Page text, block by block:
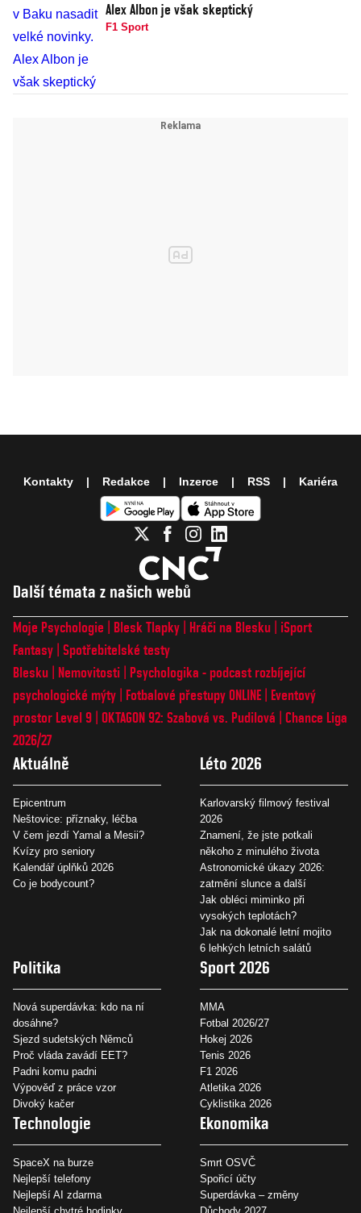
Alex Albon je však skeptický
F1 Sport
Další témata z našich webů
Moje Psychologie Blesk Tlapky Hráči na Blesku
iSport
Fantasy Spotřebitelské testy
Blesku
Nemovitosti
Psychologika - podcast rozbíjející
psychologické mýty
Fotbalové přestupy ONLINE
Eventový
prostor Level 9 OKTAGON 92: Szabová vs. Pudilová
Chance Liga
2026/27
Aktuálně
Epicentrum
Neštovice: příznaky, léčba
V čem jezdí Yamal a Mesii?
Kvízy pro seniory
Kalendář úplňků 2026
Co je bodycount?
Léto 2026
Karlovarský filmový festival
2026
Znamení, že jste potkali
někoho z minulého života
Astronomické úkazy 2026:
zatmění slunce a další
Jak obléci miminko při
vysokých teplotách?
Jak na dokonalé letní mojito
6 lehkých letních salátů
Politika
Nová superdávka: kdo na ní
dosáhne?
Sjezd sudetských Němců
Proč vláda zavádí EET?
Padni komu padni
Výpověď z práce vzor
Divoký kačer
Sport 2026
MMA
Fotbal 2026/27
Hokej 2026
Tenis 2026
F1 2026
Atletika 2026
Cyklistika 2026
Technologie
SpaceX na burze
Nejlepší telefony
Nejlepší AI zdarma
Ekonomika
Smrt OSVČ
Spořicí účty
Superdávka – změny
Kontakty Redakce Inzerce RSS Kariéra